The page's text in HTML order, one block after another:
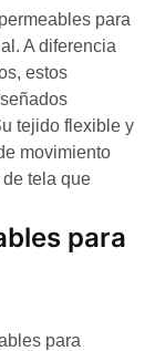
para
A diferencia
estos
tejido flexible y
movimiento
tela que
para
para